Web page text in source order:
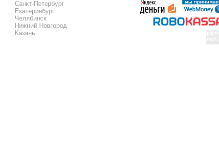
Санкт-Петербург
Екатеринбург
Челябинск
Нижний Новгород
Казань.